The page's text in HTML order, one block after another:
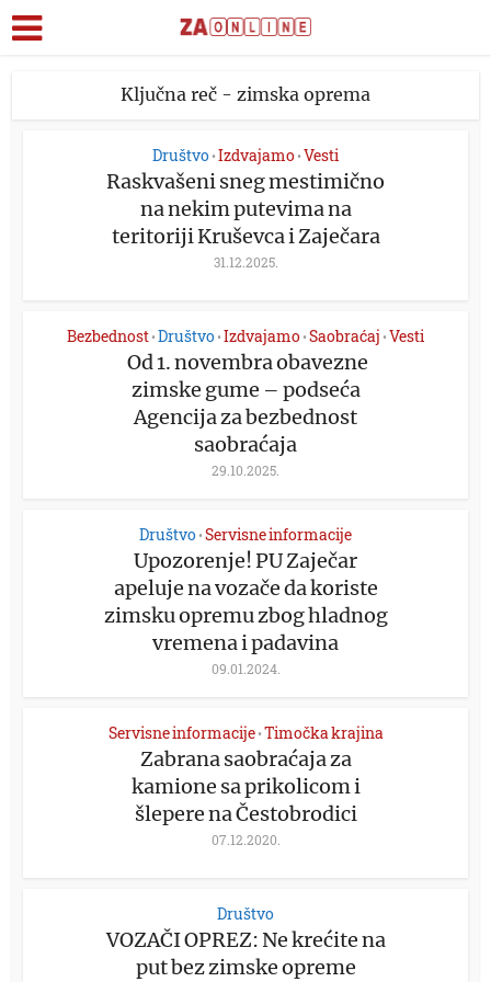
Ključna reč - zimska oprema
Društvo•Izdvajamo•Vesti
Raskvašeni sneg mestimično
na nekim putevima na
teritoriji Kruševca i Zaječara
31.12.2025.
Bezbednost•Društvo•Izdvajamo•Saobraćaj •Vesti
Od 1. novembra obavezne
zimske gume – podseća
Agencija za bezbednost
saobraćaja
29.10.2025.
Društvo•Servisne informacije
Upozorenje! PU Zaječar
apeluje na vozače da koriste
zimsku opremu zbog hladnog
vremena i padavina
09.01.2024.
Servisne informacije •Timočka krajina
Zabrana saobraćaja za
kamione sa prikolicom i
šlepere na Čestobrodici
07.12.2020.
Društvo
VOZAČI OPREZ: Ne krećite na
put bez zimske opreme